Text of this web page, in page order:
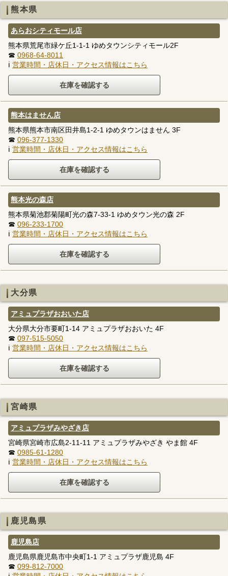
熊本県
あらおシティモール店
熊本県荒尾市緑ケ丘1-1-1 ゆめタウンシティモール2F
☎ 0968-64-8011
ℹ 営業時間・店休日・アクセス情報はこちら
熊本はません店
熊本県熊本市南区田井島1-2-1 ゆめタウンはません 3F
☎ 096-377-1330
ℹ 営業時間・店休日・アクセス情報はこちら
熊本光の森店
熊本県菊池郡菊陽町光の森7-33-1 ゆめタウン光の森 2F
☎ 096-233-1700
ℹ 営業時間・店休日・アクセス情報はこちら
大分県
アミュプラザおおいた店
大分県大分市要町1-14 アミュプラザおおいた 4F
☎ 097-515-5050
ℹ 営業時間・店休日・アクセス情報はこちら
宮崎県
アミュプラザみやざき店
宮崎県宮崎市広島2-11-11 アミュプラザみやざき やま館 4F
☎ 0985-61-1280
ℹ 営業時間・店休日・アクセス情報はこちら
鹿児島県
鹿児島店
鹿児島県鹿児島市中央町1-1 アミュプラザ鹿児島 4F
☎ 099-812-7000